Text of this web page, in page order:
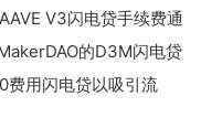
V3闪电贷手续费通
的D3M闪电贷
费用闪电贷以吸引流